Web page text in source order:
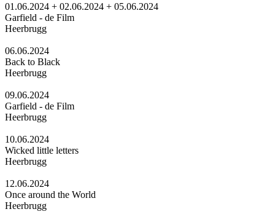
01.06.2024 + 02.06.2024 + 05.06.2024
Garfield - de Film
Heerbrugg
06.06.2024
Back to Black
Heerbrugg
09.06.2024
Garfield - de Film
Heerbrugg
10.06.2024
Wicked little letters
Heerbrugg
12.06.2024
Once around the World
Heerbrugg